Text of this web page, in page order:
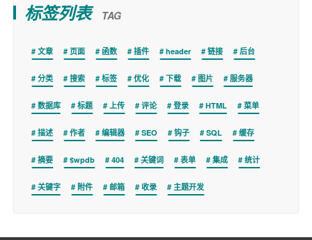
标签列表 TAG
文章 页面 函数 插件 header 链接 后台
分类 搜索 标签 优化 下载 图片 服务器
数据库 标题 上传 评论 登录 HTML 菜单
描述 作者 编辑器 SEO 钩子 SQL 缓存
摘要 $wpdb 404 关键词 表单 集成 统计
关键字 附件 邮箱 收录 主题开发